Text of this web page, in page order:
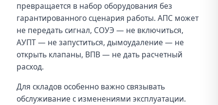
превращается в набор оборудования без
гарантированного сценария работы. АПС может
не передать сигнал, СОУЭ — не включиться,
АУПТ — не запуститься, дымоудаление — не
открыть клапаны, ВПВ — не дать расчетный
расход.
Для складов особенно важно связывать
обслуживание с изменениями эксплуатации.